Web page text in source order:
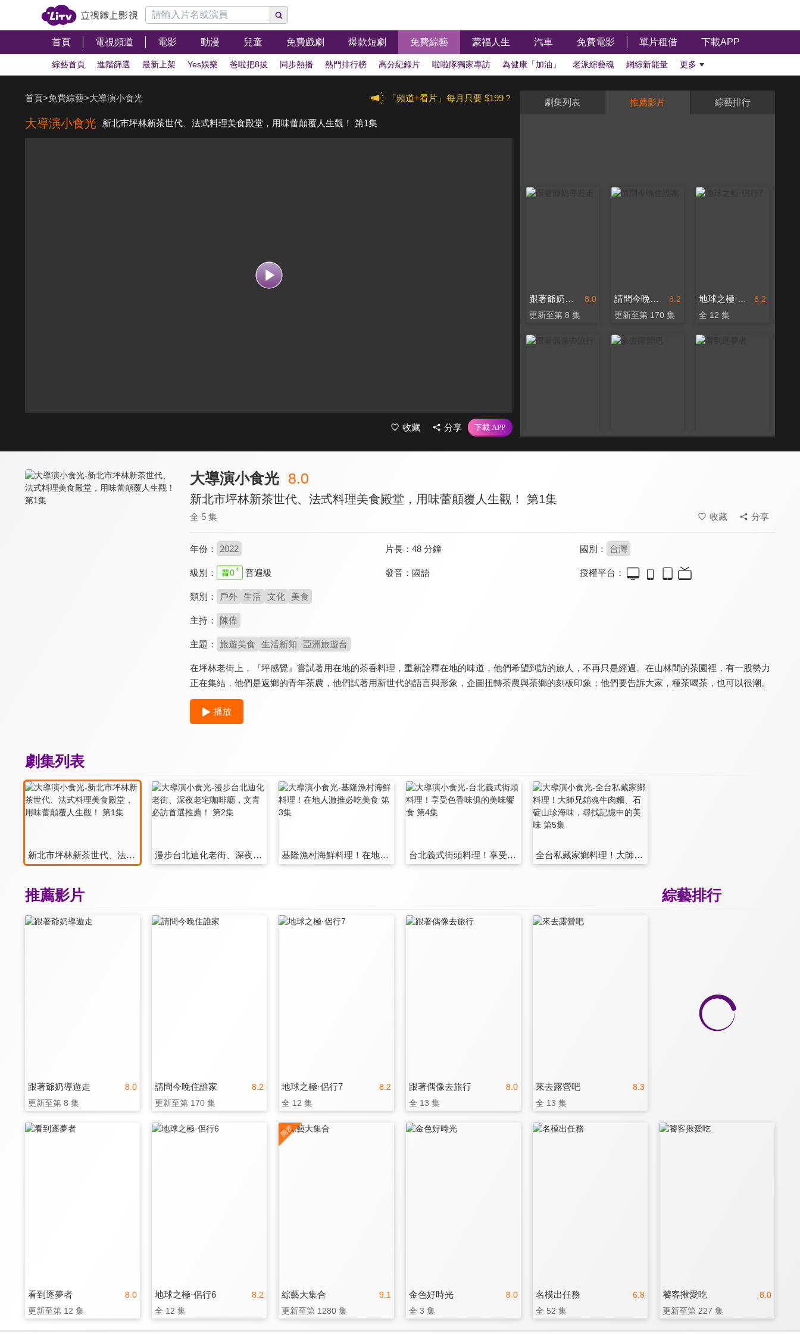
首頁 電視頻道 電影 動漫 兒童 免費戲劇 爆款短劇 免費綜藝 蒙福人生 汽車 免費電影 單片租借 下載APP
綜藝首頁 進階篩選 最新上架 Yes娛樂 爸啦把8拔 同步熱播 熱門排行榜 高分紀錄片 啦啦隊獨家專訪 為健康「加油」 老派綜藝魂 網綜新能量 更多
「頻道+看片」每月只要 $199？
首頁>免費綜藝>大導演小食光
大導演小食光 新北市坪林新茶世代、法式料理美食殿堂，用味蕾顛覆人生觀！ 第1集
收藏 分享
劇集列表 推薦影片 綜藝排行
8.0
跟著爺奶導遊走
更新至第 8 集
8.2
請問今晚住誰家
更新至第 170 集
8.2
地球之極·侶行7
全 12 集
大導演小食光 8.0
新北市坪林新茶世代、法式料理美食殿堂，用味蕾顛覆人生觀！ 第1集
全 5 集 收藏 分享
年份： 2022 片長： 48 分鐘 國別： 台灣
級別： 普遍級 發音： 國語 授權平台：
類別： 戶外 生活 文化 美食
主持： 陳偉
主題： 旅遊美食 生活新知 亞洲旅遊台
在坪林老街上，『坪感覺』嘗試著用在地的茶香料理，重新詮釋在地的味道，他們希望到訪的旅人，不再只是經過。在山林間的茶園裡，有一股勢力
正在集結，他們是返鄉的青年茶農，他們試著用新世代的語言與形象，企圖扭轉茶農與茶鄉的刻板印象；他們要告訴大家，種茶喝茶，也可以很潮。
播放
劇集列表
新北市坪林新茶世代、法式料理美食殿堂，用味蕾顛覆人生觀！ 第1集 漫步台北迪化老街、深夜老宅咖啡廳，文青必訪首選推薦！ 第2集 基隆漁村海鮮料理！在地人激推必吃美食 第3集 台北義式街頭料理！享受色香味俱的美味饗食 第4集 全台私藏家鄉料理！大師兄銷魂牛肉麵、石碇山珍海味，尋找記憶中的美味 第5集
綜藝排行
推薦影片
8.0
跟著爺奶導遊走
更新至第 8 集
8.2
請問今晚住誰家
更新至第 170 集
8.2
地球之極·侶行7
全 12 集
8.0
跟著偶像去旅行
全 13 集
8.3
來去露營吧
全 13 集
8.0
看到逐夢者
更新至第 12 集
8.2
地球之極·侶行6
全 12 集
9.1
綜藝大集合
更新至第 1280 集
8.0
金色好時光
全 3 集
6.8
名模出任務
全 52 集
8.0
饕客揪愛吃
更新至第 227 集